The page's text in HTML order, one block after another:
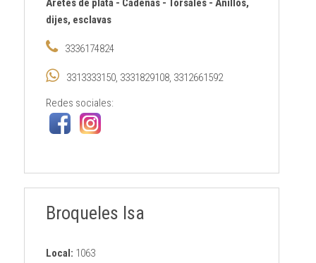
Aretes de plata- Cadenas- Torsales - Anillos,
dijes, esclavas
3336174824
3313333150, 3331829108, 3312661592
Redes sociales:
Broqueles Isa
Local: 1063